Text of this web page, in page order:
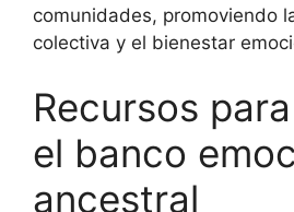
comunidades, promoviendo
colectiva y el bienestar
Recursos
el banco
ancestral